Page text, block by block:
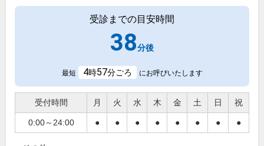
受診までの目安時間
38分後
最短 4時57分ごろ にお呼びいたします
受付時間 月 火 水 木 金 土 日 祝
0:00～24:00 ● ● ● ● ● ● ● ●